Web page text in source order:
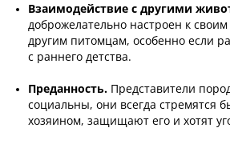
Взаимодействие с другими
доброжелательно настроен к
другим питомцам, особенно если
с раннего детства.
Преданность. Представители
социальны, они всегда стремятся
хозяином, защищают его и хотят